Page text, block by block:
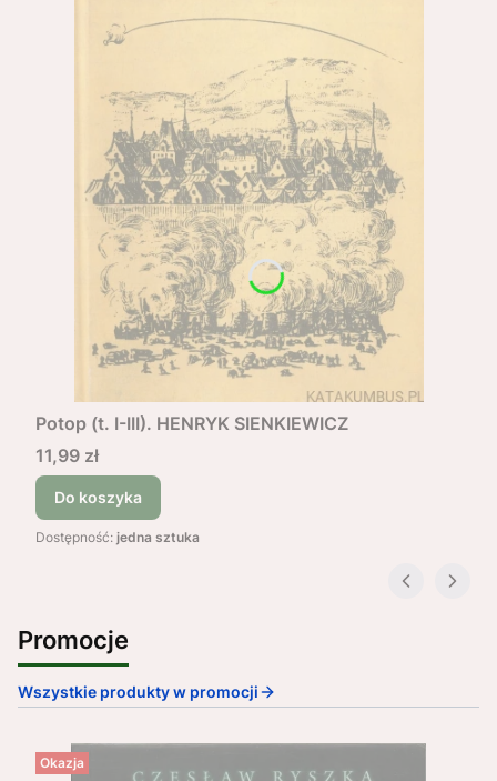
Potop (t. I-III). HENRYK SIENKIEWICZ
Cena
11,99 zł
Do koszyka
Dostępność: jedna sztuka
Promocje
Wszystkie produkty w promocji
Okazja